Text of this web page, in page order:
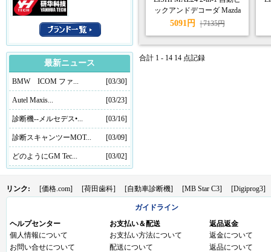
最新ニュース
BMW ICOM ファ... [03/30]
Autel Maxis... [03/23]
診断機--メルセデス•... [03/16]
診断スキャンツーMOT... [03/09]
どのようにGM Tec... [03/02]
ックアンドデコーダ Mazda
対応
5091円| 7135円
合計 1 - 14 14 点記録
リンク: [価格.com] [荷田歯科] [自動車診断機] [MB Star C3] [Digiprog3]
ガイドライン
ヘルプセンター
個人情報について
お問い合せについて
お支払い＆配送
お支払い方法について
配送について
返品返金
返金について
返品について